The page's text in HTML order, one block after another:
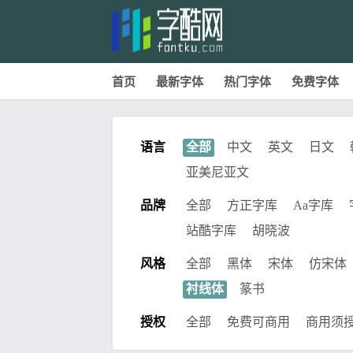
首页 最新字体 热门字体 免费字体
语言 全部 中文 英文 日文
亚美尼亚文
品牌 全部 方正字库 Aa字库
站酷字库
胡晓波
风格 全部 黑体 宋体
仿宋体
衬线体
篆书
授权 全部 免费可商用 商用须